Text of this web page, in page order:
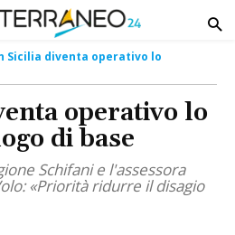
Sicilia diventa operativo lo
operativo lo
di base
Schifani e l'assessora
«Priorità ridurre il disagio